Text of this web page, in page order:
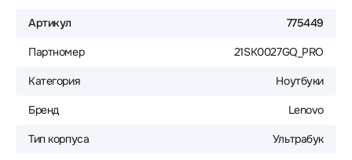
Артикул 775449
Партномер 21SK0027GQ_PRO
Категория Ноутбуки
Бренд Lenovo
Тип корпуса Ультрабук